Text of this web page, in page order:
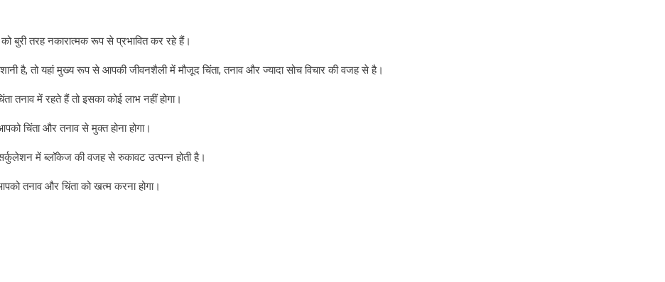
तरह नकारात्मक रूप से प्रभावित कर रहे हैं।
है, तो यहां मुख्य रूप से आपकी जीवनशैली में मौजूद चिंता, तनाव और ज्यादा सोच विचार की वजह से है।
तनाव में रहते हैं तो इसका कोई लाभ नहीं होगा।
चिंता और तनाव से मुक्त होना होगा।
में ब्लॉकेज की वजह से रुकावट उत्पन्न होती है।
तनाव और चिंता को खत्म करना होगा।